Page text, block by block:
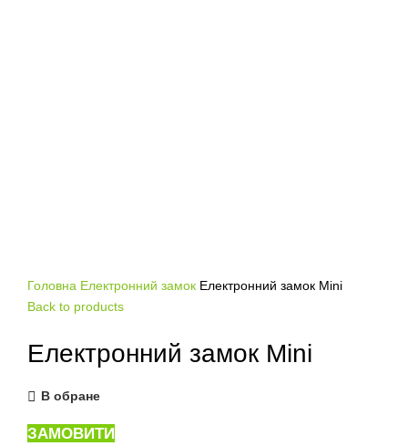
Головна Електронний замок Електронний замок Mini
Back to products
Електронний замок Mini
В обране
ЗАМОВИТИ